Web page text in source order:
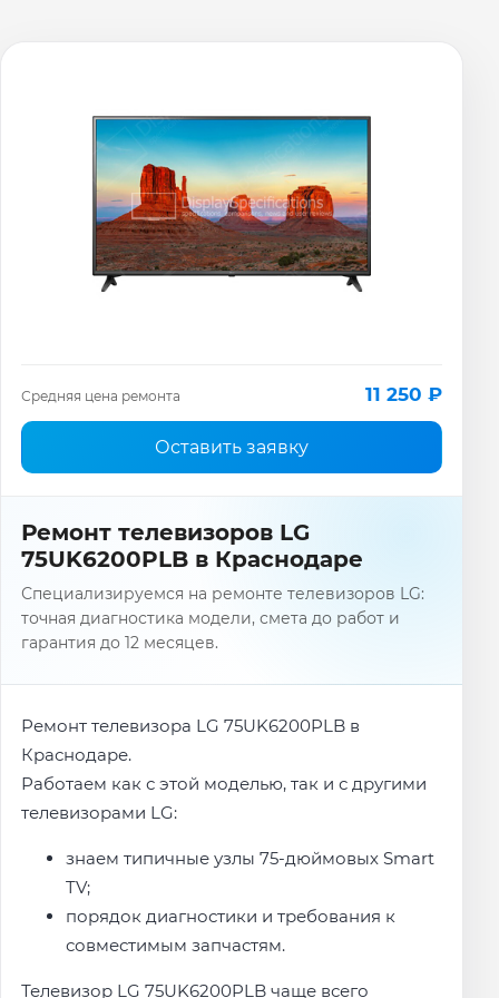
Средняя цена ремонта 11 250 ₽
Оставить заявку
Ремонт телевизоров LG
75UK6200PLB в Краснодаре
Специализируемся на ремонте телевизоров LG:
точная диагностика модели, смета до работ и
гарантия до 12 месяцев.
Ремонт телевизора LG 75UK6200PLB в
Краснодаре.
Работаем как с этой моделью, так и с другими
телевизорами LG:
знаем типичные узлы 75-дюймовых Smart
TV;
порядок диагностики и требования к
совместимым запчастям.
Телевизор LG 75UK6200PLB чаще всего